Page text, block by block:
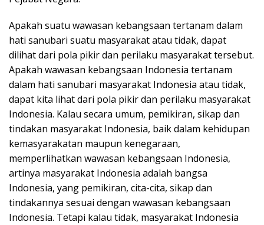
Apakah suatu wawasan kebangsaan tertanam dalam
hati sanubari suatu masyarakat atau tidak, dapat
dilihat dari pola pikir dan perilaku masyarakat tersebut.
Apakah wawasan kebangsaan Indonesia tertanam
dalam hati sanubari masyarakat Indonesia atau tidak,
dapat kita lihat dari pola pikir dan perilaku masyarakat
Indonesia. Kalau secara umum, pemikiran, sikap dan
tindakan masyarakat Indonesia, baik dalam kehidupan
kemasyarakatan maupun kenegaraan,
memperlihatkan wawasan kebangsaan Indonesia,
artinya masyarakat Indonesia adalah bangsa
Indonesia, yang pemikiran, cita-cita, sikap dan
tindakannya sesuai dengan wawasan kebangsaan
Indonesia. Tetapi kalau tidak, masyarakat Indonesia